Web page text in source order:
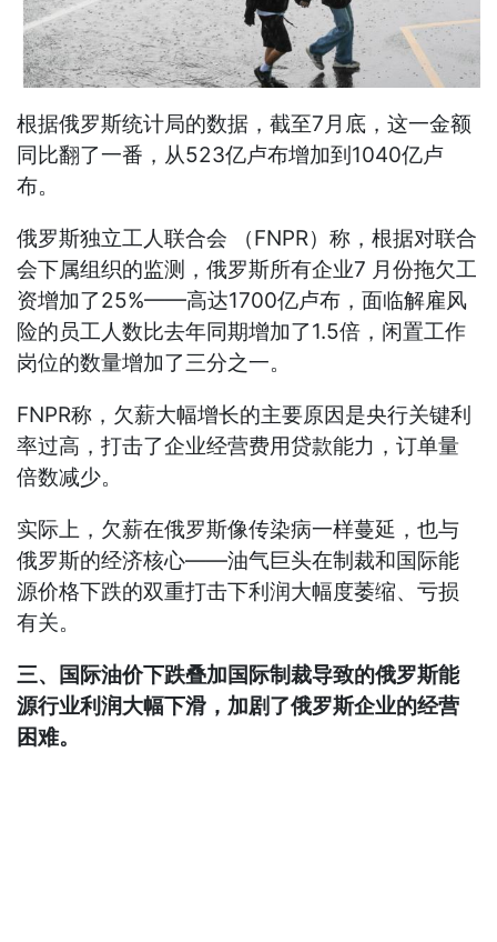
根据俄罗斯统计局的数据，截至7月底，这一金额
同比翻了一番，从523亿卢布增加到1040亿卢
布。
俄罗斯独立工人联合会 （FNPR）称，根据对联合
会下属组织的监测，俄罗斯所有企业7 月份拖欠工
资增加了25%——高达1700亿卢布，面临解雇风
险的员工人数比去年同期增加了1.5倍，闲置工作
岗位的数量增加了三分之一。
FNPR称，欠薪大幅增长的主要原因是央行关键利
率过高，打击了企业经营费用贷款能力，订单量
倍数减少。
实际上，欠薪在俄罗斯像传染病一样蔓延，也与
俄罗斯的经济核心——油气巨头在制裁和国际能
源价格下跌的双重打击下利润大幅度萎缩、亏损
有关。
三、国际油价下跌叠加国际制裁导致的俄罗斯能
源行业利润大幅下滑，加剧了俄罗斯企业的经营
困难。